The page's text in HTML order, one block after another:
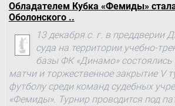
Обладателем Кубка «Фемиды»
Оболонского ..
13 декабря с. г. в преддверии
суда на территории учебно-
базы ФК «Динамо»
матчи и торжественное закрытие V
футболу среди команд судебных
«Фемиды». Турнир проводится под